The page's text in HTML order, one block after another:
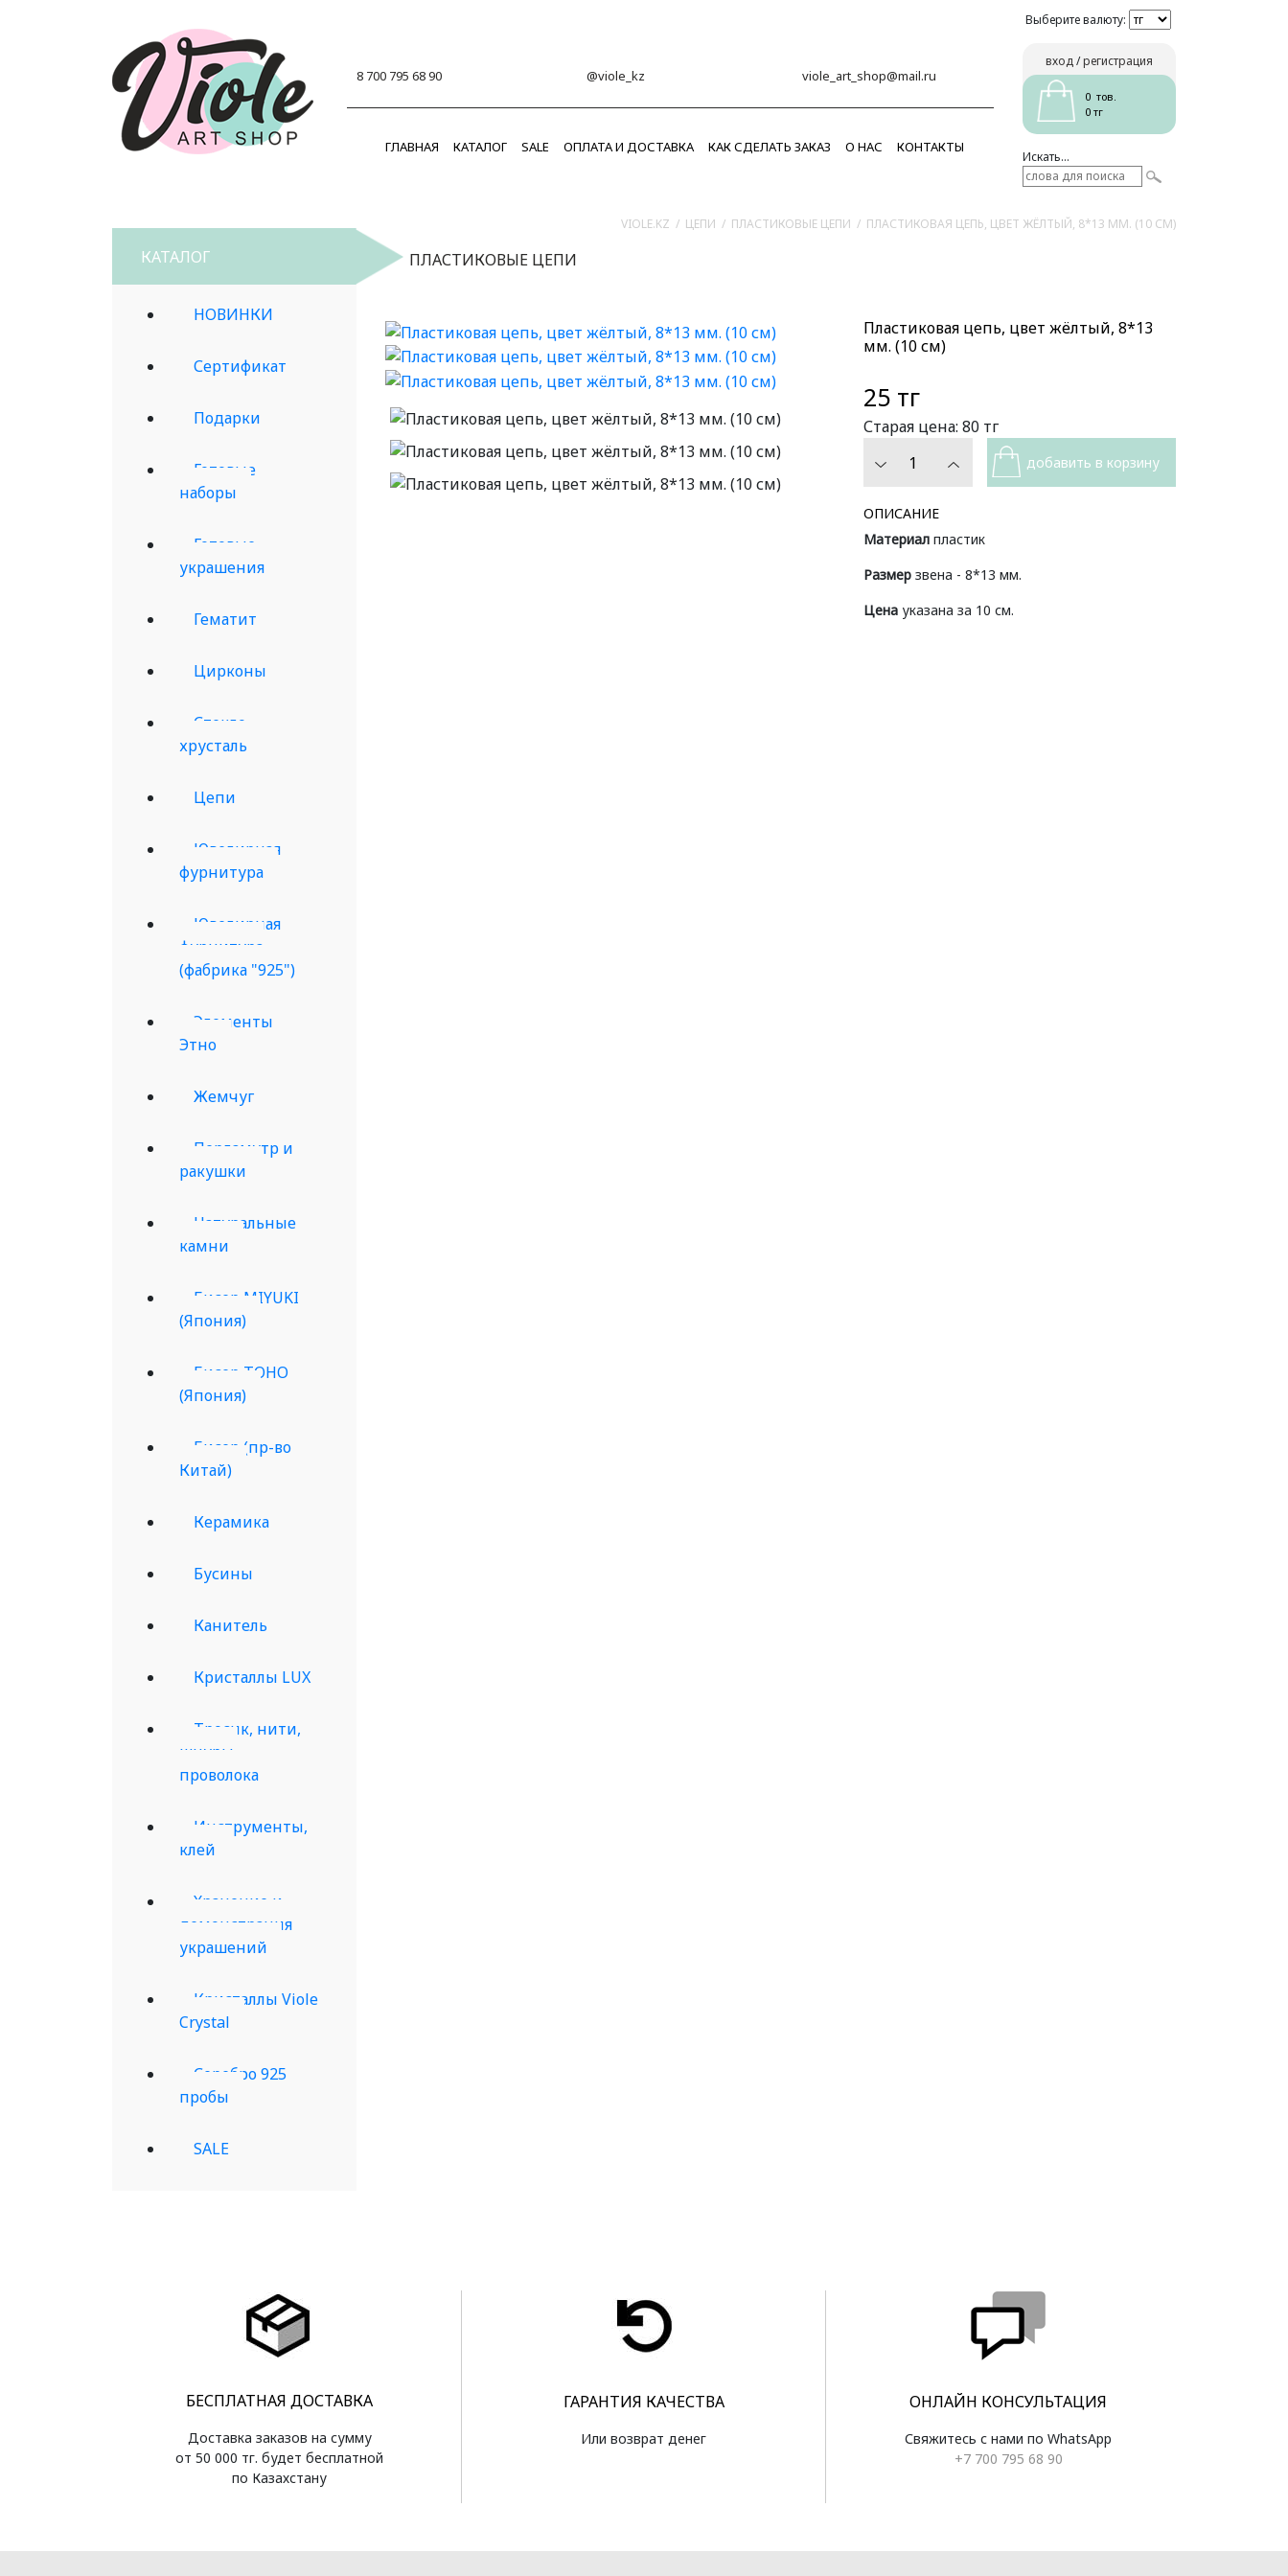
Выберите валюту:
8 700 795 68 90 @viole_kz viole_art_shop@mail.ru
ГЛАВНАЯ КАТАЛОГ SALE ОПЛАТА И ДОСТАВКА КАК СДЕЛАТЬ ЗАКАЗ О НАС КОНТАКТЫ
вход/регистрация
0 тов.
0 тг
Искать...
VIOLE.KZ / ЦЕПИ / ПЛАСТИКОВЫЕ ЦЕПИ / ПЛАСТИКОВАЯ ЦЕПЬ, ЦВЕТ ЖЁЛТЫЙ, 8*13 ММ. (10 СМ)
КАТАЛОГ
НОВИНКИ
Сертификат
Подарки
Готовые
наборы
Готовые
украшения
Гематит
Цирконы
Стекло,
хрусталь
Цепи
Ювелирная
фурнитура
Ювелирная
фурнитура
(фабрика "925")
Элементы
Этно
Жемчуг
Перламутр и
ракушки
Натуральные
камни
Бисер MIYUKI
(Япония)
Бисер TOHO
(Япония)
Бисер (пр-во
Китай)
Керамика
Бусины
Канитель
Кристаллы LUX
Тросик, нити,
шнуры,
проволока
Инструменты,
клей
Хранение и
демонстрация
украшений
Кристаллы Viole
Crystal
Серебро 925
пробы
SALE
ПЛАСТИКОВЫЕ ЦЕПИ
Пластиковая цепь, цвет жёлтый, 8*13
мм. (10 см)
25 тг
Старая цена: 80 тг
ОПИСАНИЕ
Материалпластик
Размерзвена - 8*13 мм.
Ценауказана за 10 см.
БЕСПЛАТНАЯ ДОСТАВКА
Доставка заказов на сумму
от 50 000 тг. будет бесплатной
по Казахстану
ГАРАНТИЯ КАЧЕСТВА
Или возврат денег
ОНЛАЙН КОНСУЛЬТАЦИЯ
Свяжитесь с нами по WhatsApp
+7 700 795 68 90